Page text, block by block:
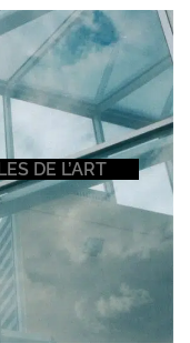
DE L’ART